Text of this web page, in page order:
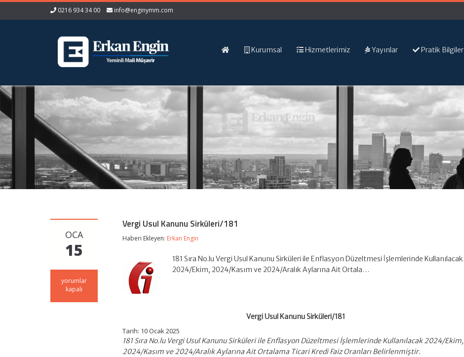
0216 934 34 00 info@enginymm.com
Kurumsal Hizmetlerimiz Yayınlar Pratik Bilgiler
OCA
15
Vergi
Usul
yorumlar
kapalı
Vergi Usul Kanunu Sirküleri/181
Haberi Ekleyen: Erkan Engin
181 Sıra No.lu Vergi Usul Kanunu Sirküleri ile Enflasyon Düzeltmesi İşlemlerinde Kullanılacak
2024/Ekim, 2024/Kasım ve 2024/Aralık Aylarına Ait Ortala…
Vergi Usul Kanunu Sirküleri/181
Tarih: 10 Ocak 2025
181 Sıra No.lu Vergi Usul Kanunu Sirküleri ile Enflasyon Düzeltmesi İşlemlerinde Kullanılacak 2024/Ekim,
2024/Kasım ve 2024/Aralık Aylarına Ait Ortalama Ticari Kredi Faiz Oranları Belirlenmiştir.